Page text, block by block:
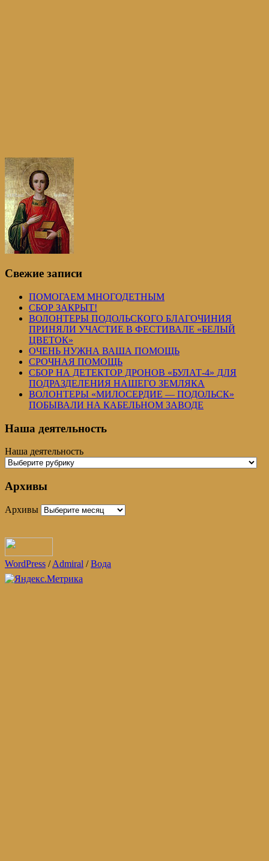
Свежие записи
ПОМОГАЕМ МНОГОДЕТНЫМ
СБОР ЗАКРЫТ!
ВОЛОНТЕРЫ ПОДОЛЬСКОГО БЛАГОЧИНИЯ
ПРИНЯЛИ УЧАСТИЕ В ФЕСТИВАЛЕ «БЕЛЫЙ
ЦВЕТОК»
ОЧЕНЬ НУЖНА ВАША ПОМОЩЬ
СРОЧНАЯ ПОМОЩЬ
СБОР НА ДЕТЕКТОР ДРОНОВ «БУЛАТ-4» ДЛЯ
ПОДРАЗДЕЛЕНИЯ НАШЕГО ЗЕМЛЯКА
ВОЛОНТЕРЫ «МИЛОСЕРДИЕ — ПОДОЛЬСК»
ПОБЫВАЛИ НА КАБЕЛЬНОМ ЗАВОДЕ
Наша деятельность
Наша деятельность
Архивы
Архивы
WordPress /Admiral /Вода